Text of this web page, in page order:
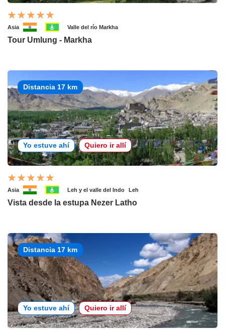
Asia Valle del río Markha
Tour Umlung - Markha
Distancia 17 km
Yo estuve ahí Quiero ir allí
Asia Leh y el valle del Indo Leh
Vista desde la estupa Nezer Latho
Distancia 17 km
Yo estuve ahí Quiero ir allí